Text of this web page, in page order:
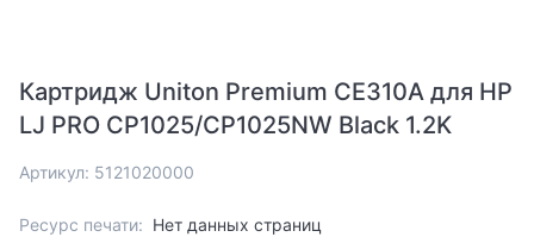
Картридж Uniton Premium CE310A для HP
LJ PRO CP1025/CP1025NW Black 1.2K
Артикул: 5121020000
Ресурс печати: Нет данных страниц